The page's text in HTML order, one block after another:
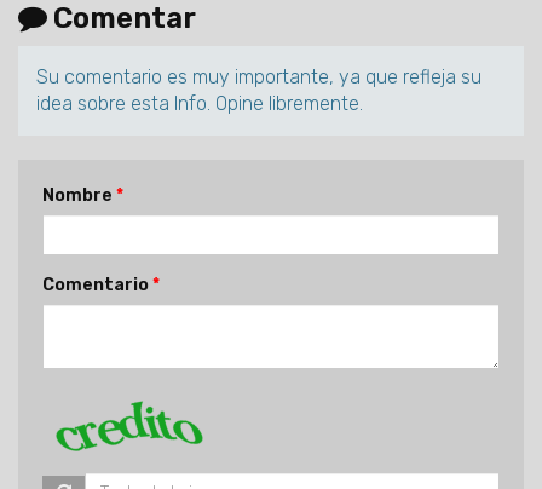
Comentar
Su comentario es muy importante, ya que refleja su
idea sobre esta Info. Opine libremente.
Nombre
Comentario